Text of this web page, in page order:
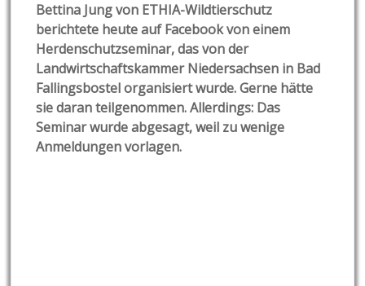
Bettina Jung von ETHIA-Wildtierschutz
berichtete heute auf Facebook von einem
Herdenschutzseminar, das von der
Landwirtschaftskammer Niedersachsen in Bad
Fallingsbostel organisiert wurde. Gerne hätte
sie daran teilgenommen. Allerdings: Das
Seminar wurde abgesagt, weil zu wenige
Anmeldungen vorlagen.